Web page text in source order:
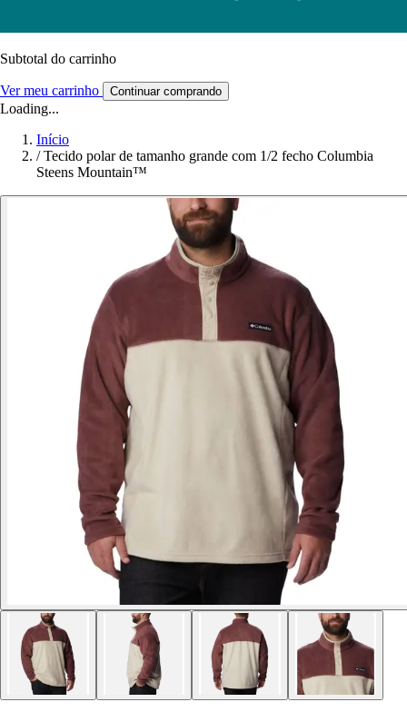
Subtotal do carrinho
Ver meu carrinho Continuar comprando
Loading...
Início
/ Tecido polar de tamanho grande com 1/2 fecho Columbia
Steens Mountain™